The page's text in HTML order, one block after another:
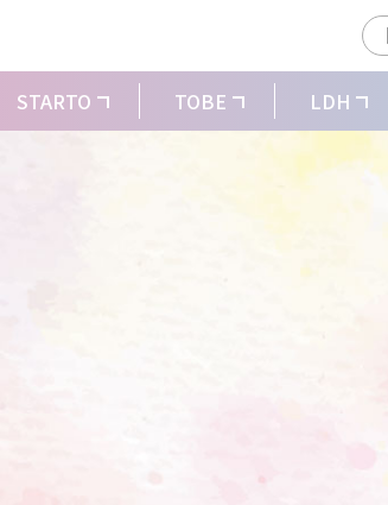
STARTO TOBE LDH